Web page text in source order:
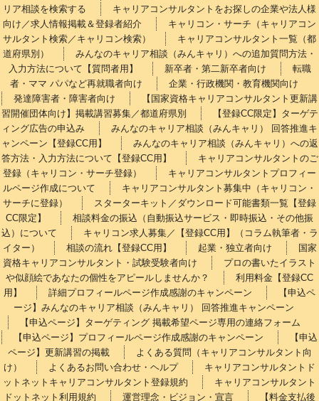
リア相談を検索する
キャリアコンサルタントをお探しの企業や法人様
向け／求人情報掲載＆登録者紹介
キャリコン・サーチ（キャリアコン
サルタント検索／キャリコン検索）
キャリアコンサルタント一覧（都
道府県別）
みんなのキャリア相談（みんキャリ）への追加質問方法・
入力方法について【質問者用】
新卒者・第二新卒者向け
転職
者・ママ パパなど再就職者向け
企業・行政機関・教育機関向け
発達障害者・障害者向け
【国家資格キャリアコンサルタント更新講
習開催団体向け】掲載講習募集／都道府県別
【登録CC限定】ターゲテ
ィング広告の申込み
みんなのキャリア相談（みんキャリ） 回答推進キ
ャンペーン【登録CC用】
みんなのキャリア相談（みんキャリ）への返
答方法・入力方法について【登録CC用】
キャリアコンサルタントのご
登録（キャリコン・サーチ登録）
キャリアコンサルタントプロフィー
ルページ作成について
キャリアコンサルタント募集中（キャリコン・
サーチに登録）
スターターキット／ダウンロード可能書類一覧【登録
CC限定】
相談料金の振込（自動振込サービス・即時振込・その他振
込）について
キャリコン求人募集／【登録CC用】（コラム執筆者・ラ
イター）
相談の流れ【登録CC用】 起業・独立者向け
国家
資格キャリアコンサルタント・試験受験者向け
プロの書いたイラスト
や似顔絵であなたの個性をアピールしませんか？
利用料金【登録CC
用】
詳細プロフィールページ作成感謝のキャンペーン
【申込ペ
ージ】みんなのキャリア相談（みんキャリ） 回答推進キャンペーン
【申込ページ】ターゲティング 掲載希望ページ専用の連絡フォーム
【申込ページ】プロフィールページ作成感謝のキャンペーン
【申込
ページ】更新講習の掲載
よくある質問（キャリアコンサルタント向
け）
よくあるお問い合わせ・ヘルプ
キャリアコンサルタントド
ットネットキャリアコンサルタント登録規約
キャリアコンサルタント
ドットネット利用規約
運営理念・ビジョン・宣言 【料金支払後